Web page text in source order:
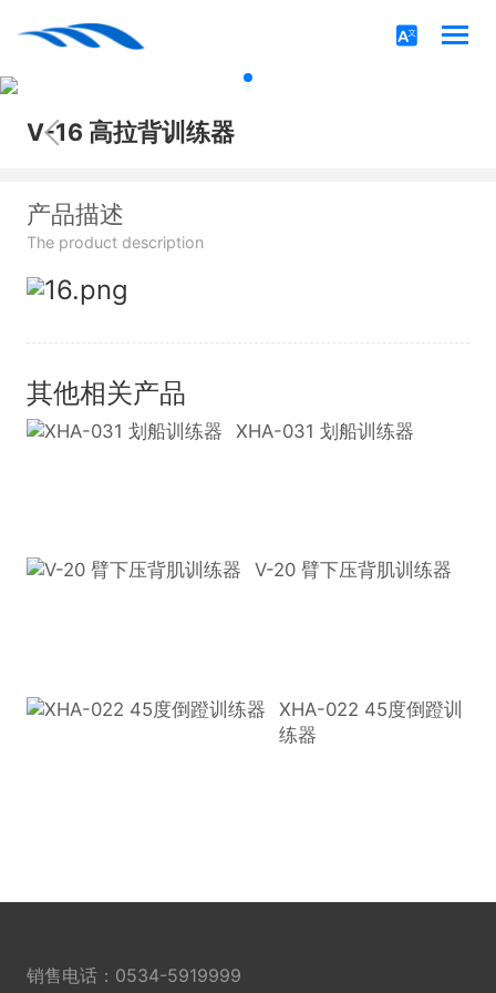
V-16 高拉背训练器
产品描述
The product description
其他相关产品
XHA-031 划船训练器
V-20 臂下压背肌训练器
XHA-022 45度倒蹬训
练器
销售电话： 0534-5919999